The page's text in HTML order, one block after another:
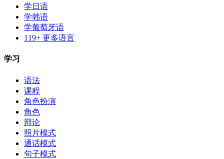
学日语
学韩语
学葡萄牙语
119+ 更多语言
学习
语法
课程
角色扮演
角色
辩论
照片模式
通话模式
句子模式